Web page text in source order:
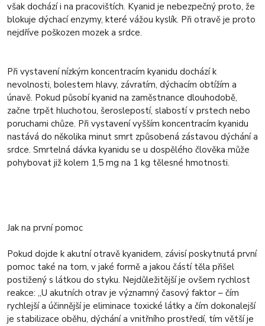
však dochází i na pracovištích. Kyanid je nebezpečný proto, že
blokuje dýchací enzymy, které vážou kyslík. Při otravě je proto
nejdříve poškozen mozek a srdce.
Při vystavení nízkým koncentracím kyanidu dochází k
nevolnosti, bolestem hlavy, závratím, dýchacím obtížím a
únavě. Pokud působí kyanid na zaměstnance dlouhodobě,
začne trpět hluchotou, šeroslepostí, slabostí v prstech nebo
poruchami chůze. Při vystavení vyšším koncentracím kyanidu
nastává do několika minut smrt způsobená zástavou dýchání a
srdce. Smrtelná dávka kyanidu se u dospělého člověka může
pohybovat již kolem 1,5 mg na 1 kg tělesné hmotnosti.
Jak na první pomoc
Pokud dojde k akutní otravě kyanidem, závisí poskytnutá první
pomoc také na tom, v jaké formě a jakou částí těla přišel
postižený s látkou do styku. Nejdůležitější je ovšem rychlost
reakce: „U akutních otrav je významný časový faktor – čím
rychlejší a účinnější je eliminace toxické látky a čím dokonalejší
je stabilizace oběhu, dýchání a vnitřního prostředí, tím větší je